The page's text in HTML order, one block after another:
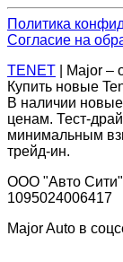
Политика
Согласие на
TENET | Major –
Купить новые
В наличии
ценам. Тест-
минимальным
трейд-ин.
ООО "Авто
1095024006417
Major Auto в